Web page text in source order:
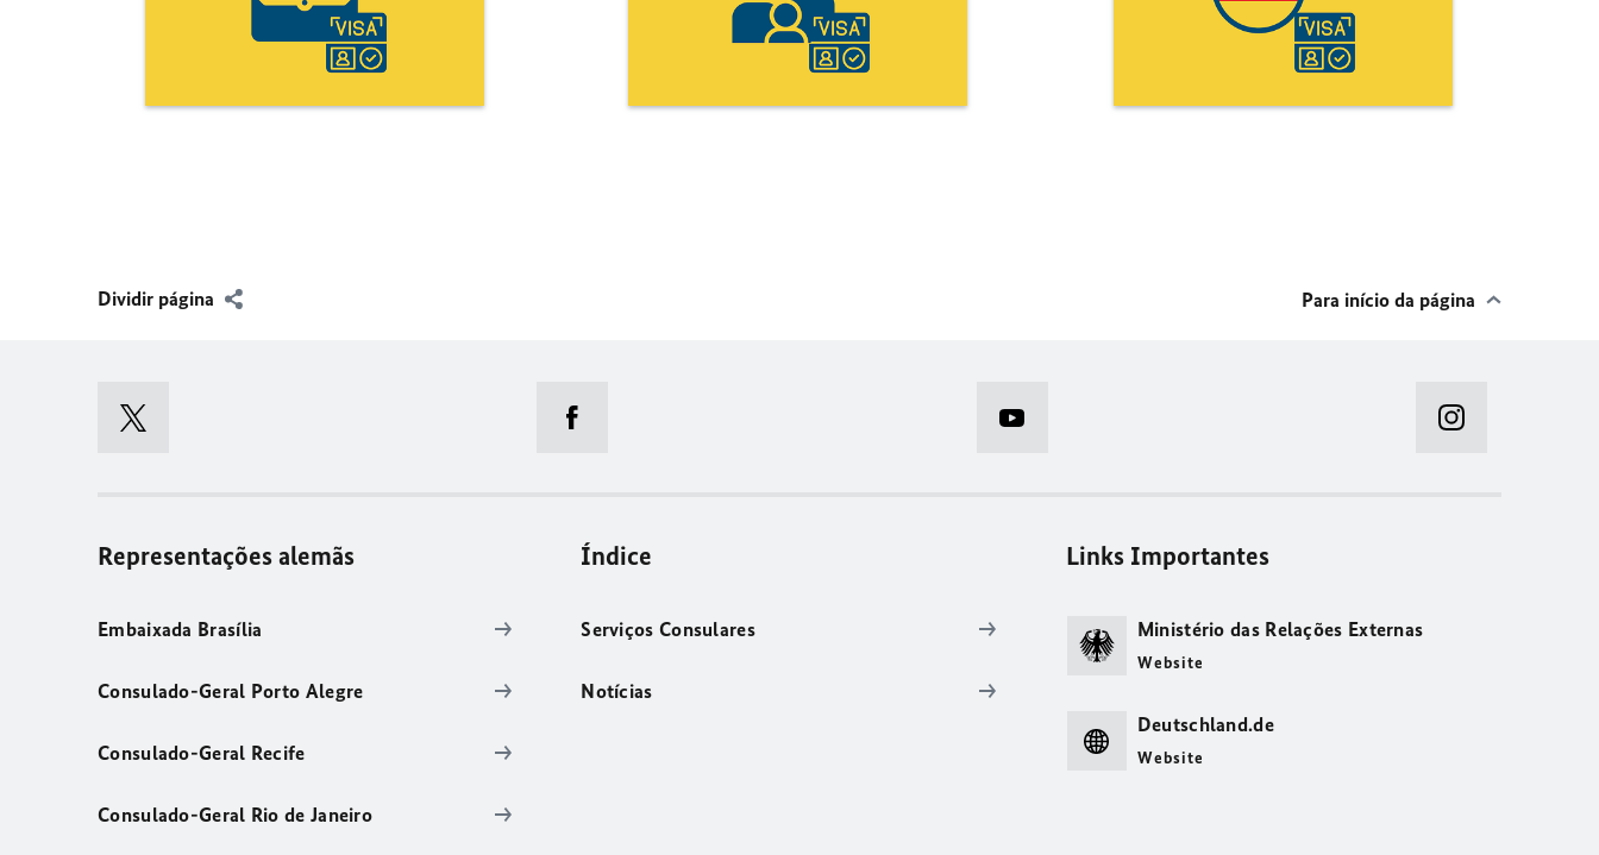
Dividir página Para início da página
Representações alemãs
Embaixada Brasília
Consulado-Geral Porto Alegre
Consulado-Geral Recife
Consulado-Geral Rio de Janeiro
Índice
Serviços Consulares
Notícias
Links Importantes
Ministério das Relações Externas
Website
Deutschland.de
Website